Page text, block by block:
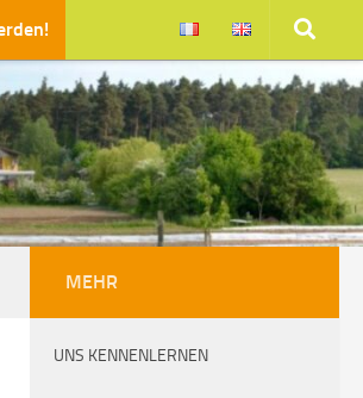
MEHR
UNS KENNENLERNEN